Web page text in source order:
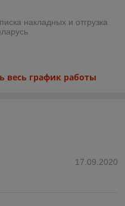
накладных и отгрузка
весь график работы
17.09.2020